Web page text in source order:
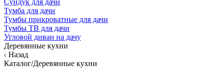
Сундук для дачи
Тумба для дачи
Тумбы прикроватные для дачи
Тумбы ТВ для дачи
Угловой диван на дачу
Деревянные кухни
Назад
Каталог/Деревянные кухни